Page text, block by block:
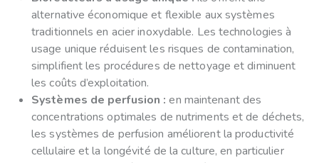
alternative économique et flexible aux systèmes
traditionnels en acier inoxydable. Les technologies à
usage unique réduisent les risques de contamination,
simplifient les procédures de nettoyage et diminuent
les coûts d’exploitation.
Systèmes de perfusion : en maintenant des
concentrations optimales de nutriments et de déchets,
les systèmes de perfusion améliorent la productivité
cellulaire et la longévité de la culture, en particulier